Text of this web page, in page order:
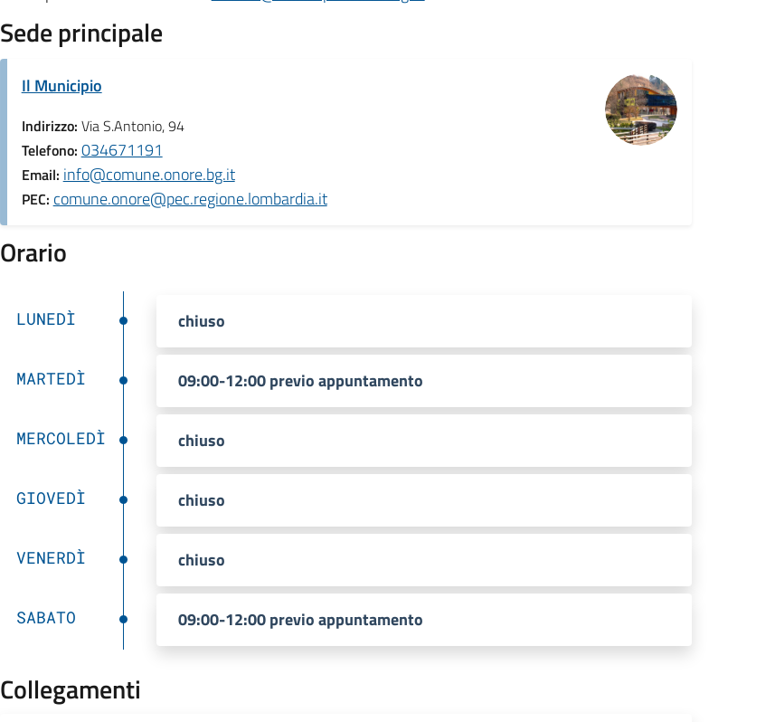
Sede principale
Il Municipio
Indirizzo: Via S.Antonio, 94
Telefono: 034671191
Email: info@comune.onore.bg.it
PEC: comune.onore@pec.regione.lombardia.it
Orario
LUNEDÌ chiuso
MARTEDÌ 09:00-12:00 previo appuntamento
MERCOLEDÌ chiuso
GIOVEDÌ chiuso
VENERDÌ chiuso
SABATO 09:00-12:00 previo appuntamento
Collegamenti